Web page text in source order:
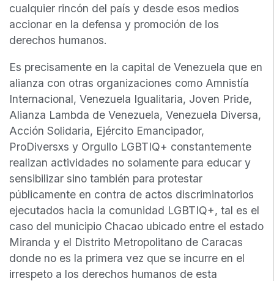
cualquier rincón del país y desde esos medios
accionar en la defensa y promoción de los
derechos humanos.
Es precisamente en la capital de Venezuela que en
alianza con otras organizaciones como Amnistía
Internacional, Venezuela Igualitaria, Joven Pride,
Alianza Lambda de Venezuela, Venezuela Diversa,
Acción Solidaria, Ejército Emancipador,
ProDiversxs y Orgullo LGBTIQ+ constantemente
realizan actividades no solamente para educar y
sensibilizar sino también para protestar
públicamente en contra de actos discriminatorios
ejecutados hacia la comunidad LGBTIQ+, tal es el
caso del municipio Chacao ubicado entre el estado
Miranda y el Distrito Metropolitano de Caracas
donde no es la primera vez que se incurre en el
irrespeto a los derechos humanos de esta